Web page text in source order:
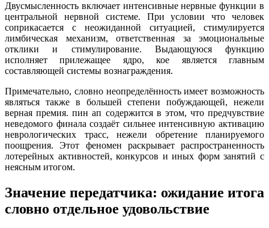
Двусмысленность включает интенсивные нервные функции в
центральной нервной системе. При условии что человек
соприкасается с неожиданной ситуацией, стимулируется
лимбическая механизм, ответственная за эмоциональные
отклики и стимулирование. Выдающуюся функцию
исполняет прилежащее ядро, кое является главным
составляющей системы вознаграждения.
Примечательно, словно неопределённость имеет возможность
являться также в большей степени побуждающей, нежели
верная премия. пин ап содержится в этом, что предчувствие
неведомого финала создаёт сильнее интенсивную активацию
неврологических трасс, нежели обретение планируемого
поощрения. Этот феномен раскрывает распространенность
лотерейных активностей, конкурсов и иных форм занятий с
неясным итогом.
Значение передатчика: ожидание итога
словно отдельное удовольствие